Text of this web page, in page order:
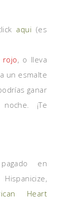
aqui (es
rojo, o lleva
un esmalte
ganar
¡Te
en
Heart